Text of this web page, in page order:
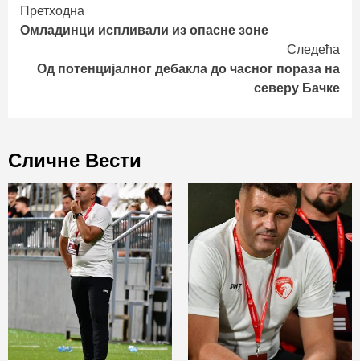
Continue
Reading
Претходна
Омладинци испливали из опасне зоне
Следећа
Од потенцијалног дебакла до часног пораза на
северу Бачке
Сличне Вести